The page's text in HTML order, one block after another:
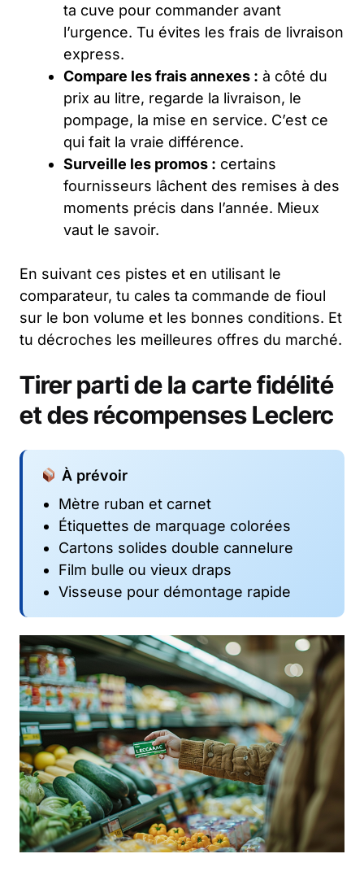
ta cuve pour commander avant
l’urgence. Tu évites les frais de livraison
express.
Compare les frais annexes : à côté du
prix au litre, regarde la livraison, le
pompage, la mise en service. C’est ce
qui fait la vraie différence.
Surveille les promos : certains
fournisseurs lâchent des remises à des
moments précis dans l’année. Mieux
vaut le savoir.
En suivant ces pistes et en utilisant le
comparateur, tu cales ta commande de fioul
sur le bon volume et les bonnes conditions. Et
tu décroches les meilleures offres du marché.
Tirer parti de la carte fidélité
et des récompenses Leclerc
À prévoir
Mètre ruban et carnet
Étiquettes de marquage colorées
Cartons solides double cannelure
Film bulle ou vieux draps
Visseuse pour démontage rapide